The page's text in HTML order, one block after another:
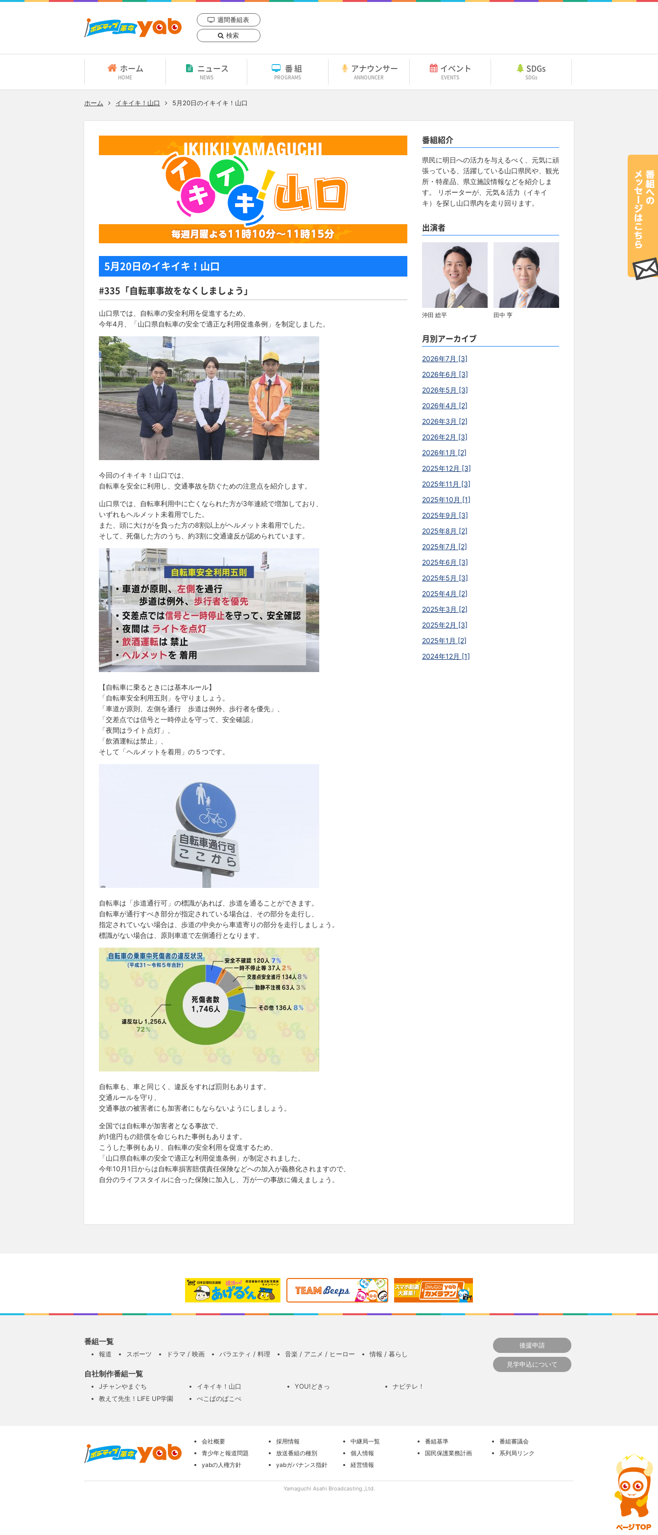
週間番組表
検索
ホーム
HOME
ニュース
NEWS
番組
PROGRAMS
アナウンサー
ANNOUNCER
イベント
EVENTS
SDGs
SDGs
ホーム イキイキ！山口 5月20日のイキイキ！山口
5月20日のイキイキ！山口
#335「自転車事故をなくしましょう」
山口県では、自転車の安全利用を促進するため、
今年4月、「山口県自転車の安全で適正な利用促進条例」を制定しました。
今回のイキイキ！山口では、
自転車を安全に利用し、交通事故を防ぐための注意点を紹介します。
山口県では、自転車利用中に亡くなられた方が3年連続で増加しており、
いずれもヘルメット未着用でした。
また、頭に大けがを負った方の8割以上がヘルメット未着用でした。
そして、死傷した方のうち、約3割に交通違反が認められています。
【自転車に乗るときには基本ルール】
「自転車安全利用五則」を守りましょう。
「車道が原則、左側を通行 歩道は例外、歩行者を優先」、
「交差点では信号と一時停止を守って、安全確認」
「夜間はライト点灯」、
「飲酒運転は禁止」、
そして「ヘルメットを着用」の５つです。
自転車は「歩道通行可」の標識があれば、歩道を通ることができます。
自転車が通行すべき部分が指定されている場合は、その部分を走行し、
指定されていない場合は、歩道の中央から車道寄りの部分を走行しましょう。
標識がない場合は、原則車道で左側通行となります。
自転車も、車と同じく、違反をすれば罰則もあります。
交通ルールを守り、
交通事故の被害者にも加害者にもならないようにしましょう。
全国では自転車が加害者となる事故で、
約1億円もの賠償を命じられた事例もあります。
こうした事例もあり、自転車の安全利用を促進するため、
「山口県自転車の安全で適正な利用促進条例」が制定されました。
今年10月1日からは自転車損害賠償責任保険などへの加入が義務化されますので、
自分のライフスタイルに合った保険に加入し、万が一の事故に備えましょう。
番組紹介
県民に明日への活力を与えるべく、元気に頑
張っている、活躍している山口県民や、観光
所・特産品、県立施設情報などを紹介しま
す。 リポーターが、元気＆活力（イキイ
キ）を探し山口県内を走り回ります。
出演者
沖田 総平 田中 亨
月別アーカイブ
2026年7月 [3]
2026年6月 [3]
2026年5月 [3]
2026年4月 [2]
2026年3月 [2]
2026年2月 [3]
2026年1月 [2]
2025年12月 [3]
2025年11月 [3]
2025年10月 [1]
2025年9月 [3]
2025年8月 [2]
2025年7月 [2]
2025年6月 [3]
2025年5月 [3]
2025年4月 [2]
2025年3月 [2]
2025年2月 [3]
2025年1月 [2]
2024年12月 [1]
番組一覧
報道 スポーツ ドラマ / 映画 バラエティ / 料理 音楽 / アニメ / ヒーロー 情報 / 暮らし
自社制作番組一覧
Jチャンやまぐち イキイキ！山口 YOU!どきっ
ナビテレ！
教えて先生！LIFE UP学園
ぺこぱのぱこぺ
後援申請
見学申込について
会社概要 採用情報 中継局一覧 番組基準
番組審議会
青少年と報道問題
放送番組の種別 個人情報 国民保護業務計画
系列局リンク
yabの人権方針
yabガバナンス指針 経営情報
Yamaguchi Asahi Broadcasting.,Ltd.